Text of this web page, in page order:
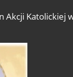
Akcji Katolickiej